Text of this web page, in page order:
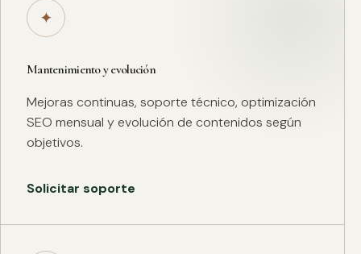
✦
Mantenimiento y evolución
Mejoras continuas, soporte técnico, optimización
SEO mensual y evolución de contenidos según
objetivos.
Solicitar soporte